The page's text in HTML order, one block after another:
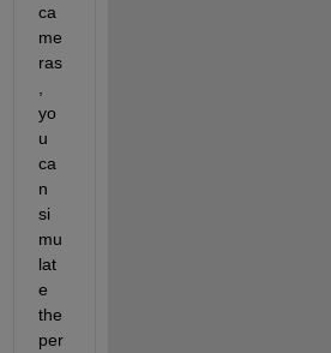
ca
me
ras
yo
u
ca
n
si
mu
lat
e
the
per